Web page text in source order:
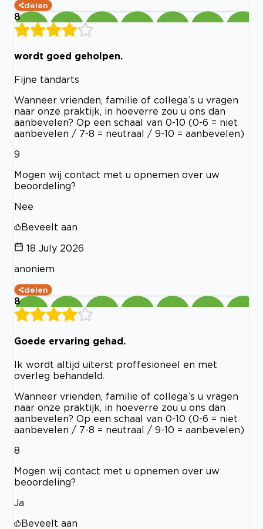
delen
8
wordt goed geholpen.
Fijne tandarts
Wanneer vrienden, familie of collega’s u vragen
naar onze praktijk, in hoeverre zou u ons dan
aanbevelen? Op een schaal van 0-10 (0-6 = niet
aanbevelen / 7-8 = neutraal / 9-10 = aanbevelen)
9
Mogen wij contact met u opnemen over uw
beoordeling?
Nee
Beveelt aan
18 July 2026
anoniem
delen
8
Goede ervaring gehad.
Ik wordt altijd uiterst proffesioneel en met
overleg behandeld.
Wanneer vrienden, familie of collega’s u vragen
naar onze praktijk, in hoeverre zou u ons dan
aanbevelen? Op een schaal van 0-10 (0-6 = niet
aanbevelen / 7-8 = neutraal / 9-10 = aanbevelen)
8
Mogen wij contact met u opnemen over uw
beoordeling?
Ja
Beveelt aan